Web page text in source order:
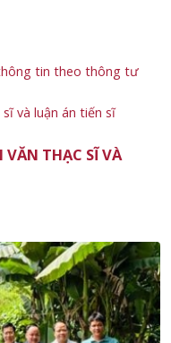
tin theo thông tư
và luận án tiến sĩ
VĂN THẠC SĨ VÀ